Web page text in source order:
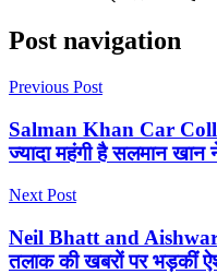
Post navigation
Previous Post
Salman Khan Car
ज्यादा महंगी है सलमान
Next Post
Neil Bhatt and
तलाक की खबरों पर भड़कीं